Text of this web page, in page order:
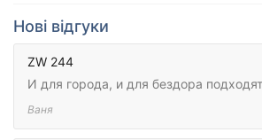
Нові відгуки
ZW 244
И для города, и для бездора
Ваня